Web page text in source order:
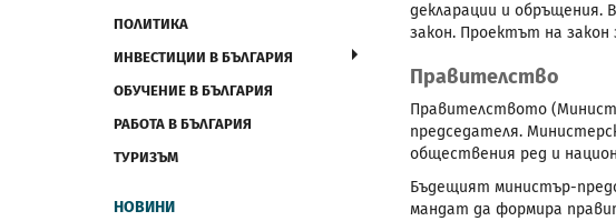
ПОЛИТИКА
ИНВЕСТИЦИИ В БЪЛГАРИЯ
ОБУЧЕНИЕ В БЪЛГАРИЯ
РАБОТА В БЪЛГАРИЯ
ТУРИЗЪМ
НОВИНИ
декларации и обръщения.
закон. Проектът на
Правителство
Правителството
председателя.
обществения ред и
Бъдещият министър-
мандат да формира